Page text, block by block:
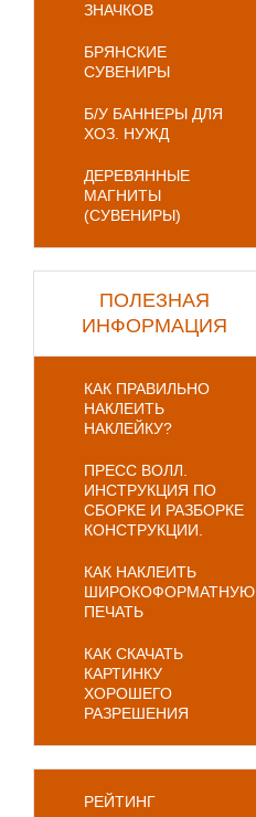
ЗНАЧКОВ
БРЯНСКИЕ
СУВЕНИРЫ
Б/У БАННЕРЫ ДЛЯ
ХОЗ. НУЖД
ДЕРЕВЯННЫЕ
МАГНИТЫ
(СУВЕНИРЫ)
ПОЛЕЗНАЯ
ИНФОРМАЦИЯ
КАК ПРАВИЛЬНО
НАКЛЕИТЬ
НАКЛЕЙКУ?
ПРЕСС ВОЛЛ.
ИНСТРУКЦИЯ ПО
СБОРКЕ И РАЗБОРКЕ
КОНСТРУКЦИИ.
КАК НАКЛЕИТЬ
ШИРОКОФОРМАТНУЮ
ПЕЧАТЬ
КАК СКАЧАТЬ
КАРТИНКУ
ХОРОШЕГО
РАЗРЕШЕНИЯ
РЕЙТИНГ